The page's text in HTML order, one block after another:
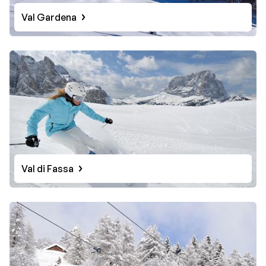
Val Gardena
Val di Fassa